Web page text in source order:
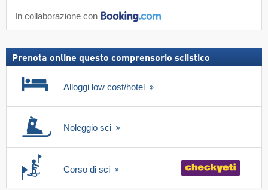
In collaborazione con
Prenota online questo comprensorio sciistico
Alloggi low cost/hotel
Noleggio sci
Corso di sci